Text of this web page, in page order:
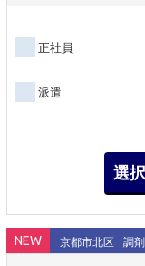
正社員
派遣
NEW 京都市北区 調剤